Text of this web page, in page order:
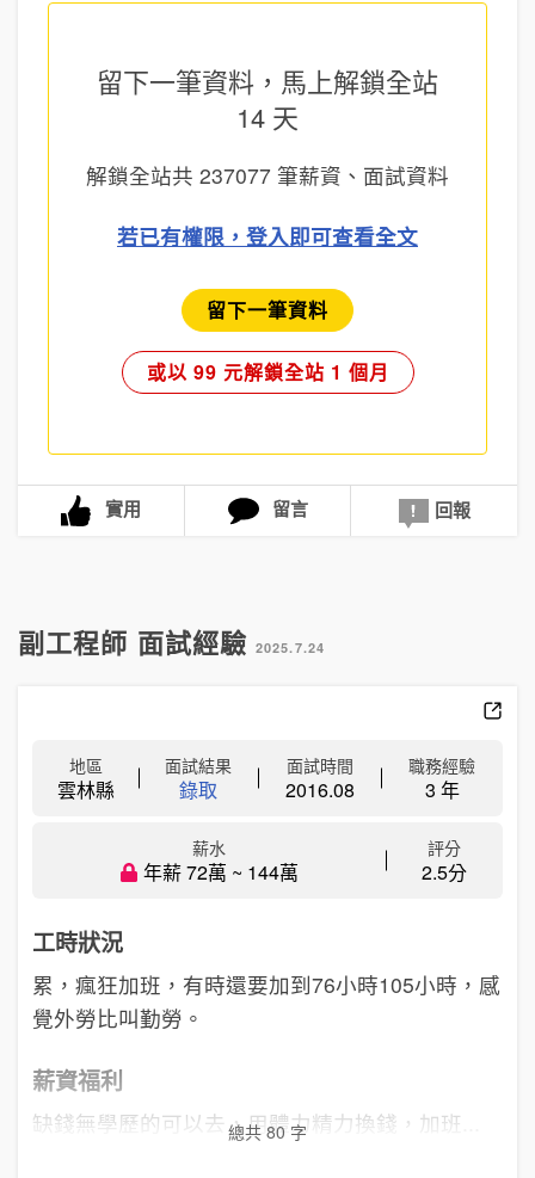
留下一筆資料，馬上解鎖全站
14 天
解鎖全站共 237077 筆薪資、面試資料
若已有權限，登入即可查看全文
留下一筆資料
或以 99 元解鎖全站 1 個月
實用 留言 回報
副工程師 面試經驗 2025.7.24
地區
雲林縣
面試結果
錄取
面試時間
2016.08
職務經驗
3 年
薪水
年薪 72萬 ~ 144萬
評分
2.5分
工時狀況
累，瘋狂加班，有時還要加到76小時105小時，感
覺外勞比叫勤勞。
薪資福利
缺錢無學歷的可以去，用體力精力換錢，加班...
總共 80 字